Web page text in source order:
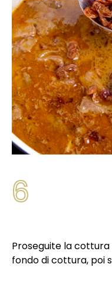
6
Proseguite la
fondo di cottura, poi